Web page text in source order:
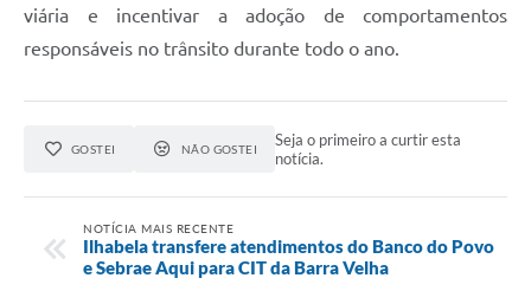
viária e incentivar a adoção de comportamentos
responsáveis no trânsito durante todo o ano.
GOSTEI NÃO GOSTEI
Seja o primeiro a curtir esta
notícia.
NOTÍCIA MAIS RECENTE
Ilhabela transfere atendimentos do Banco do Povo
e Sebrae Aqui para CIT da Barra Velha